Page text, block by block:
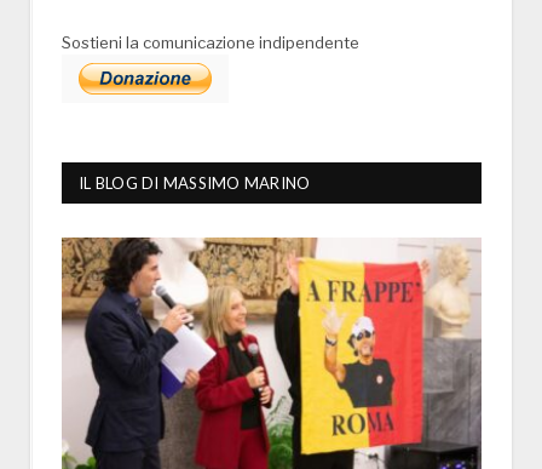
Sostieni la comunicazione indipendente
IL BLOG DI MASSIMO MARINO